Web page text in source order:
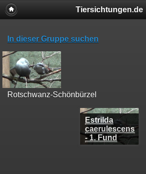
Tiersichtungen.de
In dieser Gruppe suchen
Rotschwanz-Schönbürzel
Estrilda
caerulescens
- 1. Fund